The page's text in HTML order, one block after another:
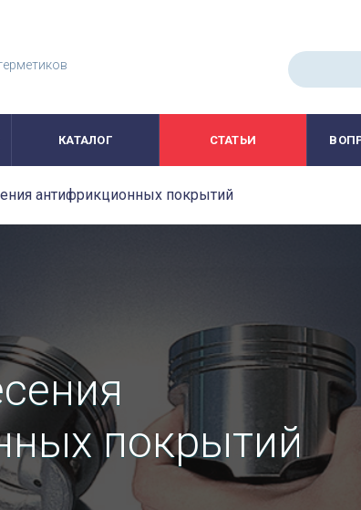
КАТАЛОГ СТАТЬИ
антифрикционных покрытий
покрытий